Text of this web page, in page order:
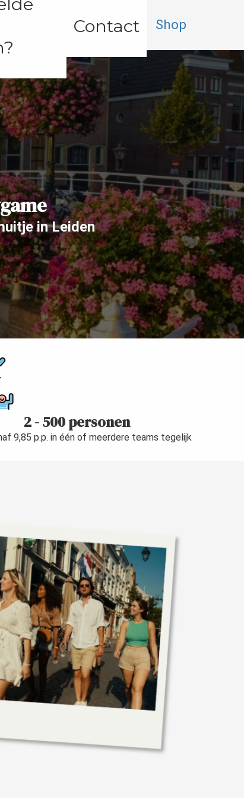
Contact Shop
in Leiden
2 - 500 personen
9,85 p.p. in één of meerdere teams tegelijk